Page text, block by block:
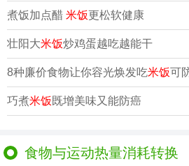
煮饭加点醋 米饭更松软健康
壮阳大米饭炒鸡蛋越吃越能干
8种廉价食物让你容光焕发吃米饭可
巧煮米饭既增美味又能防癌
食物与运动热量消耗转换